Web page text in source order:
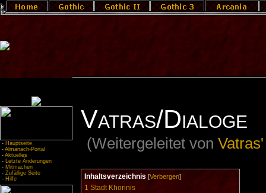
- Hauptseite
- Almanach-Portal
- Aktuelles
- Letzte Änderungen
- Mitmachen
- Zufällige Seite
- Hilfe
Vatras/Dialoge
(Weitergeleitet von
Inhaltsverzeichnis [Verbergen]
1 Stadt Khorinis